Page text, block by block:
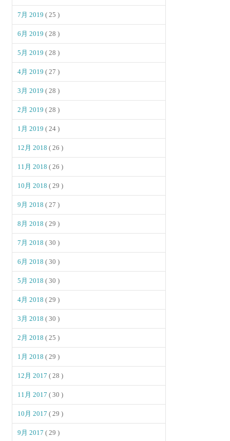
7月 2019( 25 )
6月 2019( 28 )
5月 2019( 28 )
4月 2019( 27 )
3月 2019( 28 )
2月 2019( 28 )
1月 2019( 24 )
12月 2018( 26 )
11月 2018( 26 )
10月 2018( 29 )
9月 2018( 27 )
8月 2018( 29 )
7月 2018( 30 )
6月 2018( 30 )
5月 2018( 30 )
4月 2018( 29 )
3月 2018( 30 )
2月 2018( 25 )
1月 2018( 29 )
12月 2017( 28 )
11月 2017( 30 )
10月 2017( 29 )
9月 2017( 29 )